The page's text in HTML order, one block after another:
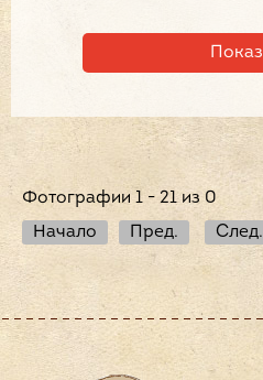
Фотографии 1 - 21 из 0
Начало
Пред. След.